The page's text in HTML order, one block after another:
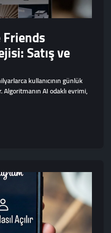
Satış ve
kullanıcının günlük
Algoritmanın AI odaklı evrimi,